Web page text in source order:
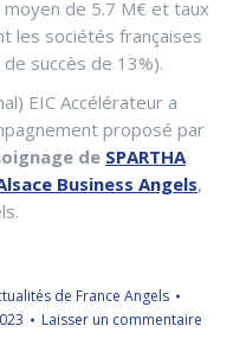
moyen de 5.7 M€ et taux
les sociétés françaises
succès de 13%).
EIC Accélérateur a
proposé par
de SPARTHA
Business Angels,
de France Angels
Laisser un commentaire